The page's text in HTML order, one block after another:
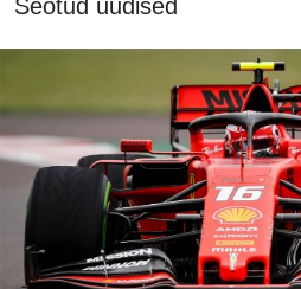
Seotud uudised